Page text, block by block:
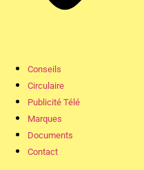
Conseils
Circulaire
Publicité Télé
Marques
Documents
Contact